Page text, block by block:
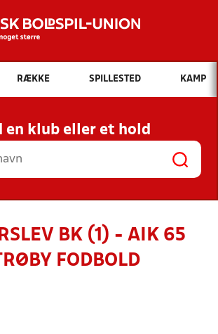
Hvad vil du søge efter?
INDHOLD OG NYHEDER
RESULTATER, KLUBBER OG
HOLD
RÆKKE SPILLESTED KAMP
en klub eller et hold
BK (1) - AIK 65
FODBOLD